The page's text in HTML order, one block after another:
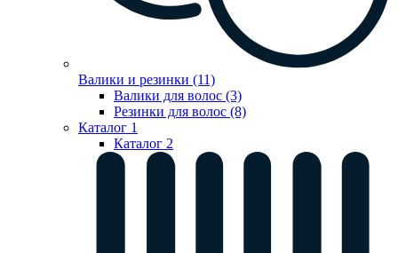
Валики и резинки (11)
Валики для волос (3)
Резинки для волос (8)
Каталог 1
Каталог 2